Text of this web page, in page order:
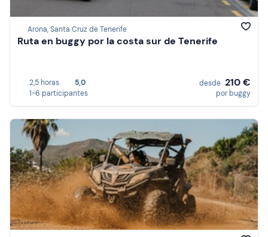
Arona, Santa Cruz de Tenerife
Ruta en buggy por la costa sur de Tenerife
2,5 horas
5,0
1-6 participantes
desde 210 €
por buggy